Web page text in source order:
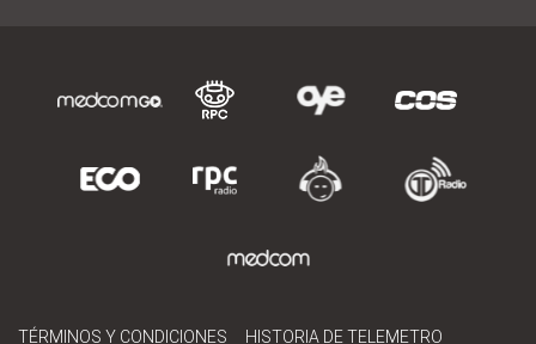
TÉRMINOS Y CONDICIONES HISTORIA DE TELEMETRO